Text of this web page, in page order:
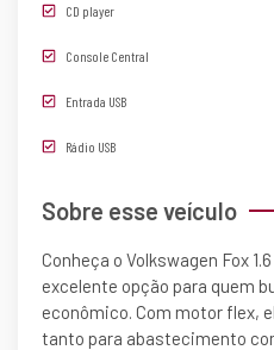
CD player
Console Central
Entrada USB
Rádio USB
Sobre esse veículo
Conheça o Volkswagen Fox
excelente opção para quem
econômico. Com motor flex,
tanto para abastecimento